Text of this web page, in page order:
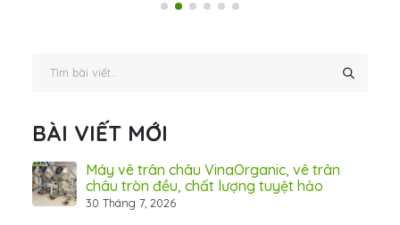
BÀI VIẾT MỚI
Máy vê trân châu VinaOrganic, vê trân
châu tròn đều, chất lượng tuyệt hảo
30 Tháng 7, 2026